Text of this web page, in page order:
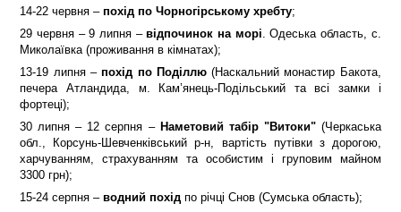
14-22 червня –похід по Чорногірському хребту;
29 червня – 9 липня –відпочинок на морі . Одеська область, с.
Миколаївка (проживання в кімнатах);
13-19 липня –похід по Поділлю(Наскальний монастир Бакота,
печера Атландида, м. Кам’янець-Подільський та всі замки і
фортеці);
30 липня – 12 серпня – Наметовий табір "Витоки"(Черкаська
обл., Корсунь-Шевченківський р-н, вартість путівки з дорогою,
харчуванням, страхуванням та особистим і груповим майном
3300 грн);
15-24 серпня –водний похідпо річці Снов (Сумська область);